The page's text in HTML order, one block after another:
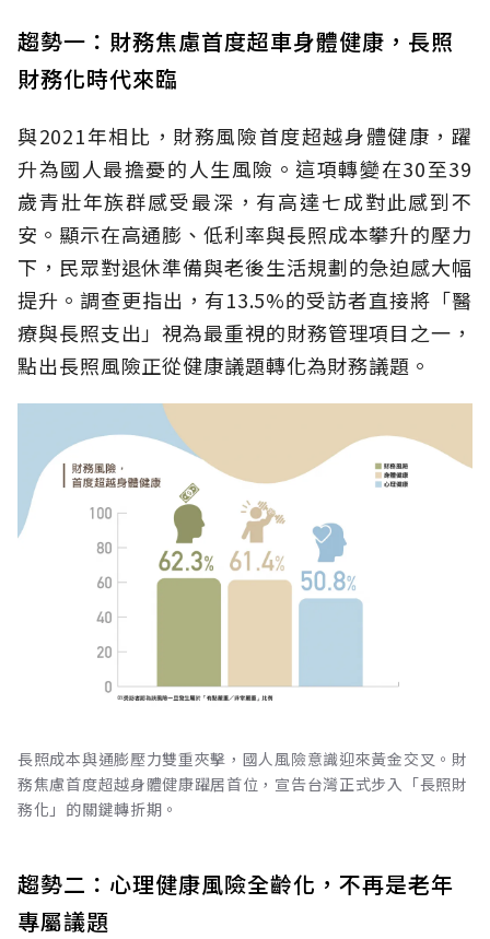
趨勢一：財務焦慮首度超車身體健康，長照
財務化時代來臨
與2021年相比，財務風險首度超越身體健康，躍
升為國人最擔憂的人生風險。這項轉變在30至39
歲青壯年族群感受最深，有高達七成對此感到不
安。顯示在高通膨、低利率與長照成本攀升的壓力
下，民眾對退休準備與老後生活規劃的急迫感大幅
提升。調查更指出，有13.5%的受訪者直接將「醫
療與長照支出」視為最重視的財務管理項目之一，
點出長照風險正從健康議題轉化為財務議題。
長照成本與通膨壓力雙重夾擊，國人風險意識迎來黃金交叉。財
務焦慮首度超越身體健康躍居首位，宣告台灣正式步入「長照財
務化」的關鍵轉折期。
趨勢二：心理健康風險全齡化，不再是老年
專屬議題